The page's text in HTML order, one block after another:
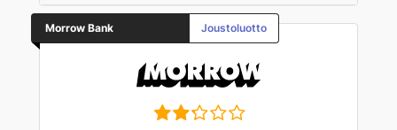
Morrow Bank Joustoluotto